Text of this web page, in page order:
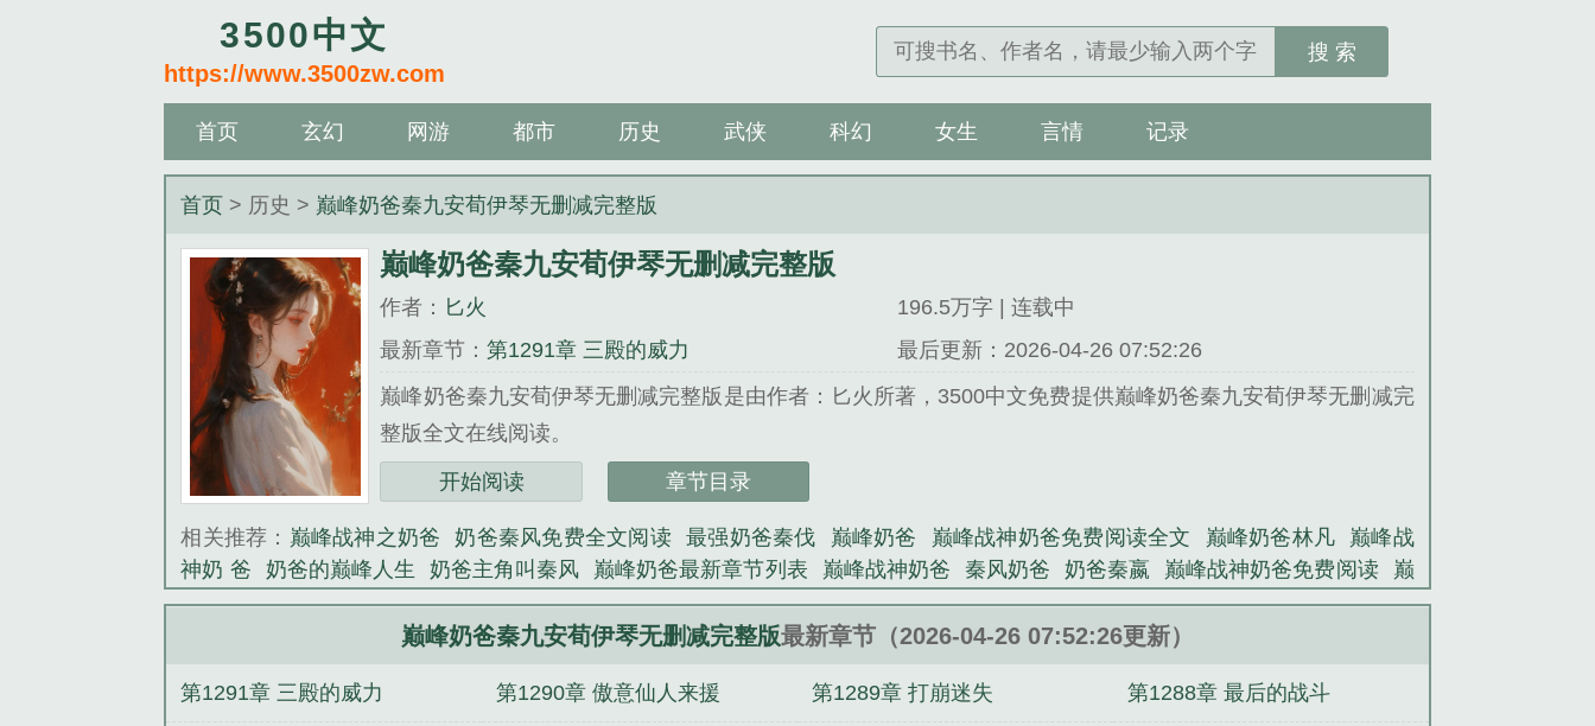
3500中文
https://www.3500zw.com
搜 索
首页 玄幻 网游 都市 历史 武侠 科幻 女生 言情 记录
首页 > 历史 > 巅峰奶爸秦九安荀伊琴无删减完整版
巅峰奶爸秦九安荀伊琴无删减完整版
作者： 匕火
196.5万字 | 连载中
最新章节：第1291章 三殿的威力
最后更新：2026-04-26 07:52:26
巅峰奶爸秦九安荀伊琴无删减完整版是由作者：匕火所著，3500中文免费提供巅峰奶爸秦九安荀伊琴无删减完
整版全文在线阅读。
三秒记住本站：3500中文 网址：www.3500zw.com...
《巅峰奶爸秦九安荀伊琴无删减完整版》是匕火精心创作的历史类小说。
开始阅读 章节目录
相关推荐： 巅峰战神之奶爸 奶爸秦风免费全文阅读 最强奶爸秦伐 巅峰奶爸 巅峰战神奶爸免费阅读全文 巅峰奶爸林凡
巅峰战
神奶 爸
奶爸的巅峰人生 奶爸主角叫秦风 巅峰奶爸最新章节列表 巅峰战神奶爸 秦风奶爸 奶爸秦嬴 巅峰战神奶爸免费阅读
巅
峰战神奶爸txt 巅峰奶爸全文阅读 巅峰之战神奶爸 巅峰奶爸许牧
巅峰奶爸秦九安荀伊琴无删减完整版最新章节（2026-04-26 07:52:26更新）
第1291章 三殿的威力 第1290章 傲意仙人来援 第1289章 打崩迷失 第1288章 最后的战斗